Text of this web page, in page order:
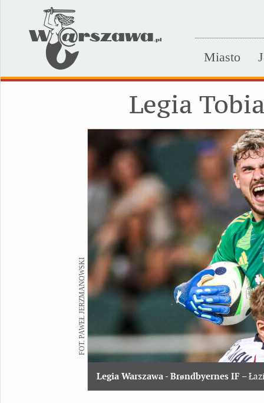
Miasto
Legia
Legia Warszawa - Brøndbyernes IF –
FOT. PAWEŁ JERZMANOWSKI